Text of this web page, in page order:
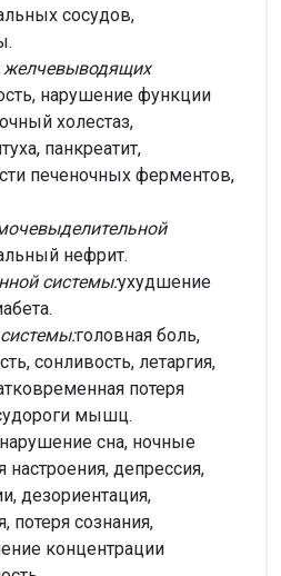
сосудов,
желчевыводящих
нарушение функции
холестаз,
панкреатит,
печеночных ферментов,
нефрит.
системы:ухудшение
головная боль,
сонливость, летаргия,
потеря
мышц.
нарушение сна, ночные
депрессия,
дезориентация,
потеря сознания,
концентрации